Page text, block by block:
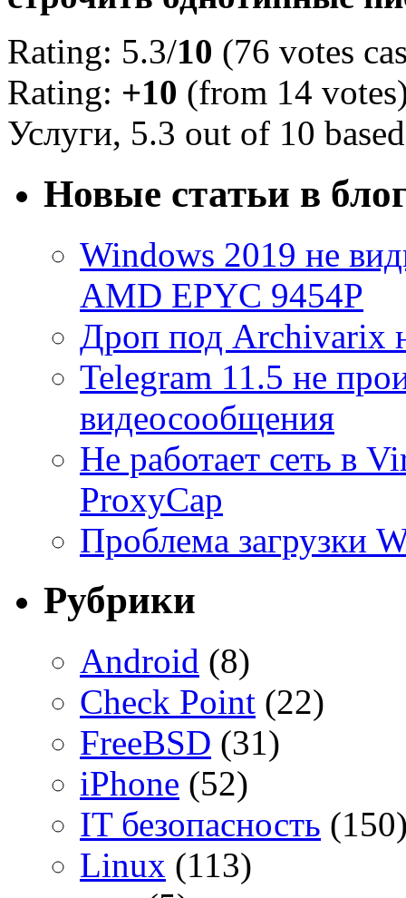
Rating: 5.3/10 (76 votes
Rating: +10 (from 14
Услуги, 5.3 out of 10
Новые статьи в
Windows 2019 не
AMD EPYC 9454P
Дроп под Archivarix
Telegram 11.5 не
видеосообщения
Не работает сеть в
ProxyCap
Проблема загрузки
Рубрики
Android (8)
Check Point (22)
FreeBSD (31)
iPhone (52)
IT безопасность
Linux (113)